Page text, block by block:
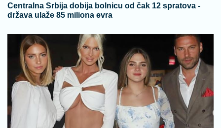
Centralna Srbija dobija bolnicu od čak 12 spratova -
država ulaže 85 miliona evra